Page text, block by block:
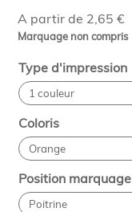
A partir de 2,65 €
Marquage non compris
Type d'impression
Coloris
Position marquage